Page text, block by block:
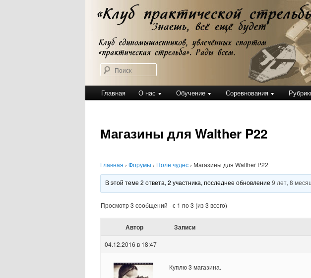
Клуб практической
Клуб практической стрельбы
Главное
меню
Главная О нас Обучение Соревнования
Магазины для Walther P22
Главная › Форумы › Поле чудес › Магазины для Walther P22
В этой теме 2 ответа, 2 участника, последнее обновление9 лет, 8
Просмотр 3 сообщений - с 1 по 3 (из 3 всего)
Автор Записи
04.12.2016 в 18:47
Куплю 3 магазина.